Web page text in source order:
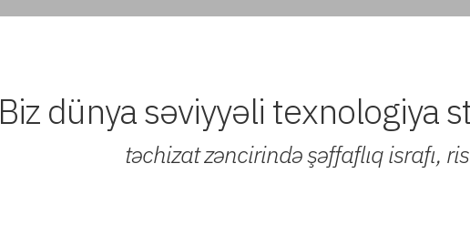
Biz dünya səviyyəli texnologiya
təchizat zəncirində şəffaflıq israfı,